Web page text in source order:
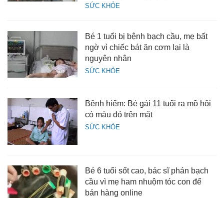
SỨC KHỎE
SỨC KHỎE
Bé 1 tuổi bị bệnh bạch cầu, mẹ bất
ngờ vì chiếc bát ăn cơm lại là
nguyên nhân
SỨC KHỎE
Bệnh hiếm: Bé gái 11 tuổi ra mồ hôi
có màu đỏ trên mặt
Bé 6 tuổi sốt cao, bác sĩ phán bạch
cầu vì mẹ ham nhuộm tóc con để
bán hàng online